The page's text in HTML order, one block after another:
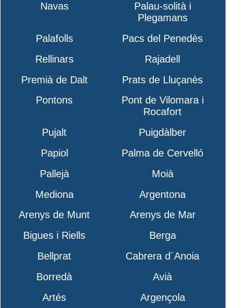
Navas
Palau-solità i
Plegamans
Palafolls
Pacs del Penedès
Rellinars
Rajadell
Premià de Dalt
Prats de Lluçanès
Pontons
Pont de Vilomara i
Rocafort
Pujalt
Puigdàlber
Papiol
Palma de Cervelló
Pallejà
Moià
Mediona
Argentona
Arenys de Munt
Arenys de Mar
Bigues i Riells
Berga
Bellprat
Cabrera d´Anoia
Borredà
Avià
Artés
Argençola